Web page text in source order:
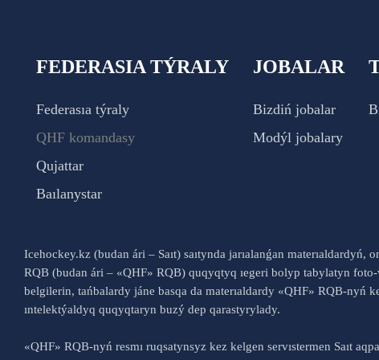
FEDERASIA TÝRALY
Federasıa týraly
QHF komandasy
Qujattar
Baılanystar
JOBALAR
Bizdiń jobalar
Modýl jobalary
Icehockey.kz (budan ári – Saıt) saıtynda jarıalanǵan
RQB (budan ári – «QHF» RQB) quqyqtyq ıegeri bolyp tabylatyn
belgilerin, tańbalardy jáne basqa da materıaldardy «QHF» RQB-nyń
ıntelektýaldyq quqyqtaryn buzý dep qarastyrylady.
«QHF» RQB-nyń resmı ruqsatynsyz kez kelgen servıstermen Saıt